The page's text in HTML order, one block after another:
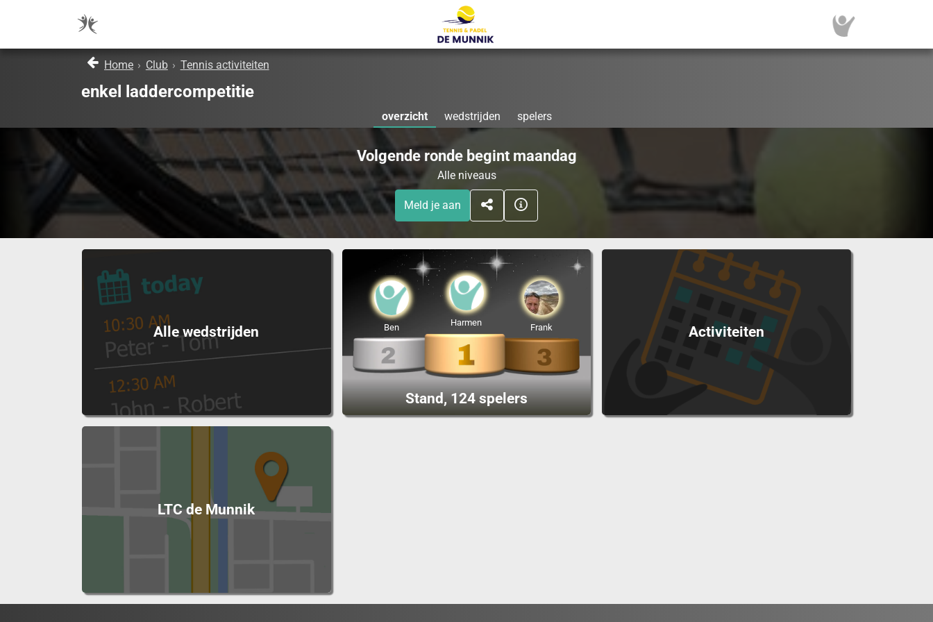
Home › Club › Tennis activiteiten
enkel laddercompetitie
overzicht wedstrijden spelers
Volgende ronde begint maandag
Alle niveaus
Meld je aan
Alle wedstrijden
Stand, 124 spelers
Harmen
Ben Frank Activiteiten
LTC de Munnik